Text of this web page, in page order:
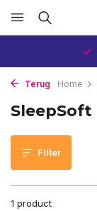
Terug Home
SleepSoft
Filter
1 product